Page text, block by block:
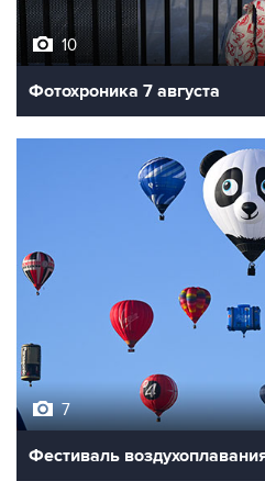
10
Фотохроника 7 августа
7
Фестиваль